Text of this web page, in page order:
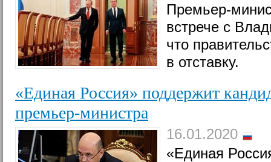
Премьер-
встрече с
что
в отставку.
«Единая Россия» поддержит
премьер-министра
16.01.2020
«Единая